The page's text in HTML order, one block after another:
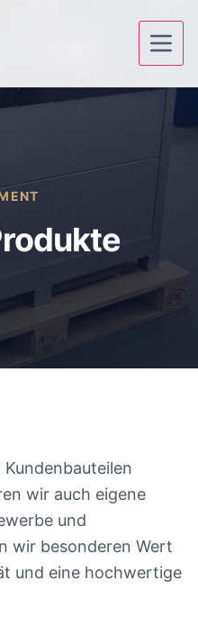
wir auch eigene
und
wir besonderen Wert
und eine hochwertige